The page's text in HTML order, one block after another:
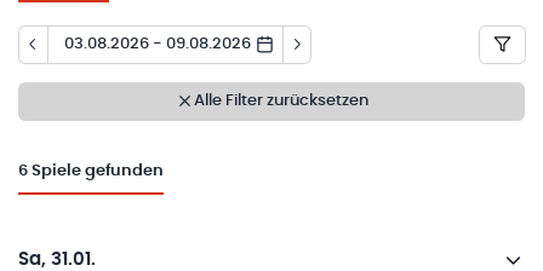
03.08.2026 - 09.08.2026
Alle Filter zurücksetzen
6 Spiele gefunden
Sa, 31.01.